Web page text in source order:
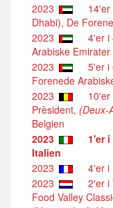
2023
14'er
Dhabi), De
2023
4'er i
Arabiske Emirater
2023
5'er i
Forenede
2023
10'er
Prèsident, (Deux-
Belgien
2023
1'er
Italien
2023
4'er i
2023
2'er i
Food Valley